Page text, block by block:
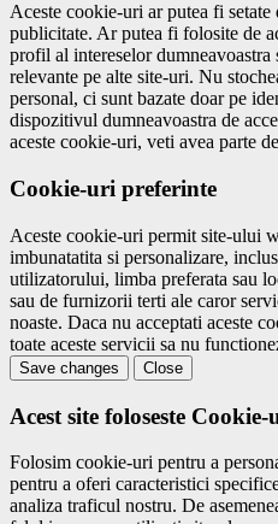
Aceste cookie-uri ar putea fi
publicitate. Ar putea fi folosite de
profil al intereselor dumneavoastra
relevante pe alte site-uri. Nu
personal, ci sunt bazate doar pe
dispozitivul dumneavoastra de
aceste cookie-uri, veti avea parte
Cookie-uri preferinte
Aceste cookie-uri permit site-ului
imbunatatita si personalizare,
utilizatorului, limba preferata sau
sau de furnizorii terti ale caror
noaste. Daca nu acceptati aceste
toate aceste servicii sa nu
Save changes Close
Acest site foloseste
Folosim cookie-uri pentru a
pentru a oferi caracteristici
analiza traficul nostru. De